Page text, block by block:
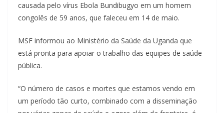
causada pelo vírus Ebola Bundibugyo em um homem
congolês de 59 anos, que faleceu em 14 de maio.
MSF informou ao Ministério da Saúde da Uganda que
está pronta para apoiar o trabalho das equipes de saúde
pública.
“O número de casos e mortes que estamos vendo em
um período tão curto, combinado com a disseminação